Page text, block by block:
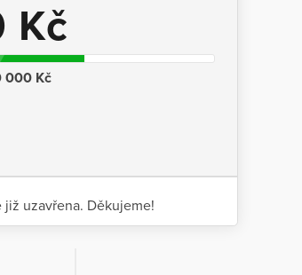
Kč
000 Kč
již uzavřena. Děkujeme!